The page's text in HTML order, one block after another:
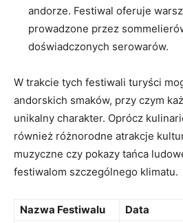
andorze. Festiwal oferuje
prowadzone‍ przez
doświadczonych serowarów.
W ⁤trakcie ⁤tych festiwali turyści
andorskich smaków, ‌przy czym
unikalny charakter. Oprócz
‌również różnorodne atrakcje
muzyczne czy pokazy tańca
festiwalom szczególnego ‍klimatu.
Nazwa‍ Festiwalu Data